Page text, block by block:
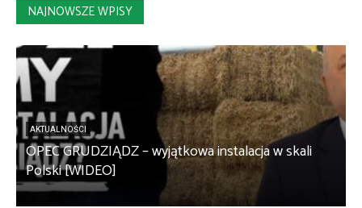
NAJNOWSZE WPISY
AKTUALNOŚCI
OPEC GRUDZIĄDZ – wyjątkowa instalacja w skali
Polski [WIDEO]